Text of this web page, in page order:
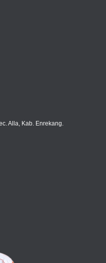
Alla, Kab. Enrekang.